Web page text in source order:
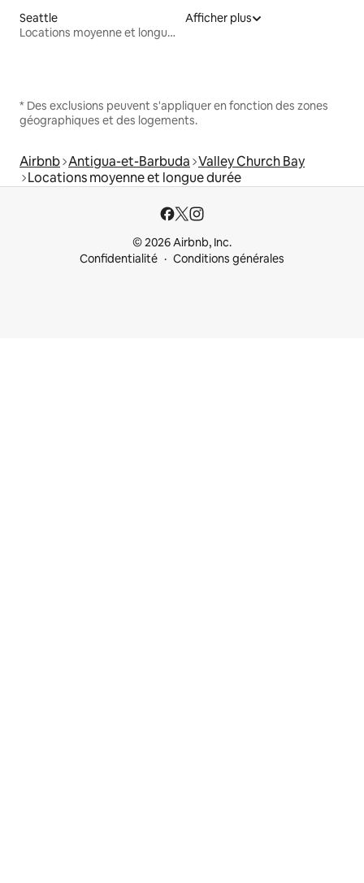
Seattle
Locations moyenne et longue durée
Afficher plus
* Des exclusions peuvent s'appliquer en fonction des zones
géographiques et des logements.
Airbnb Antigua-et-Barbuda Valley Church Bay
Locations moyenne et longue durée
© 2026 Airbnb, Inc.
Confidentialité
Conditions générales